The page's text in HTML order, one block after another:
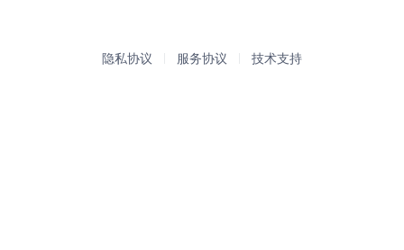
隐私协议 服务协议 技术支持